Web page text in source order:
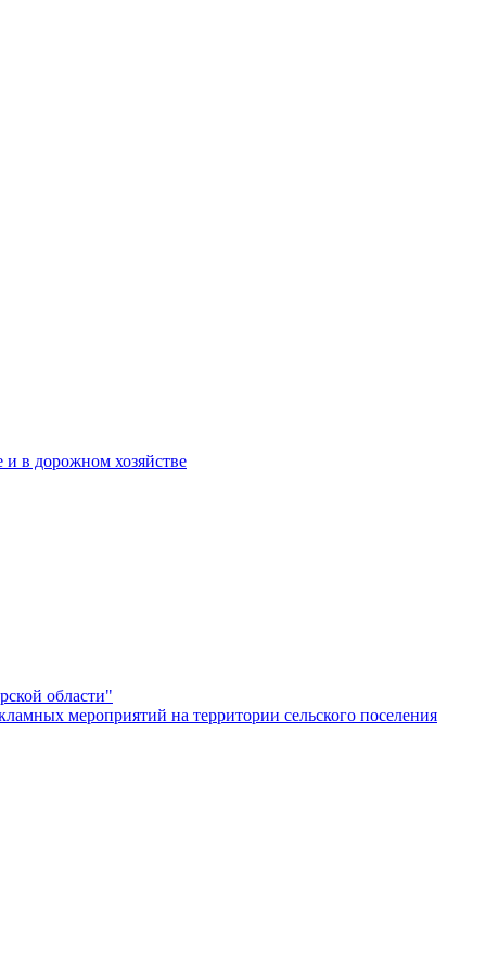
в дорожном хозяйстве
области"
мероприятий на территории сельского поселения